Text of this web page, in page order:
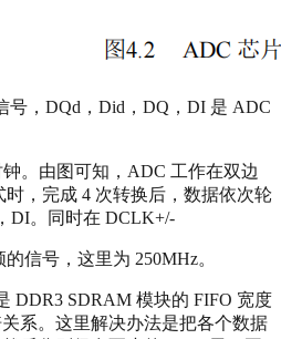
号，DQd，Did，DQ，DI 是 ADC
。由图可知，ADC 工作在双边
，完成 4 次转换后，数据依次轮
DI。同时在 DCLK+/-
信号，这里为 250MHz。
DDR3 SDRAM 模块的 FIFO 宽度
系。这里解决办法是把各个数据